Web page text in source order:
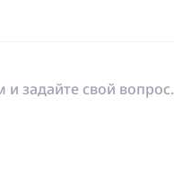
задайте свой вопрос.